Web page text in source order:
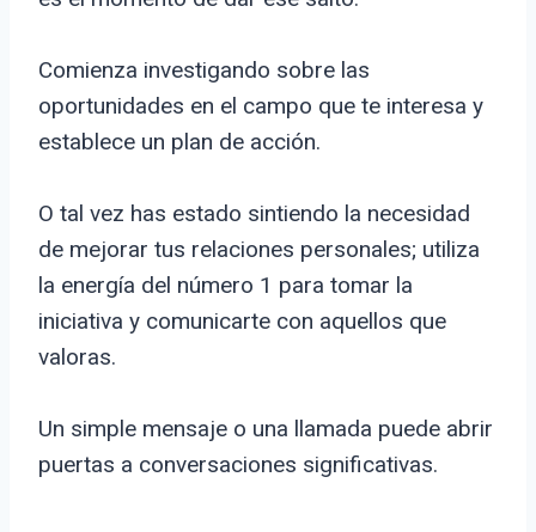
Comienza investigando sobre las
oportunidades en el campo que te interesa y
establece un plan de acción.
O tal vez has estado sintiendo la necesidad
de mejorar tus relaciones personales; utiliza
la energía del número 1 para tomar la
iniciativa y comunicarte con aquellos que
valoras.
Un simple mensaje o una llamada puede abrir
puertas a conversaciones significativas.